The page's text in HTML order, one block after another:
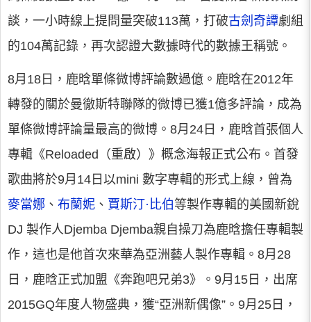
談，一小時線上提問量突破113萬，打破古劍奇譚劇組
的104萬記錄，再次認證大數據時代的數據王稱號。
8月18日，鹿晗單條微博評論數過億。鹿晗在2012年
轉發的關於曼徹斯特聯隊的微博已獲1億多評論，成為
單條微博評論量最高的微博。8月24日，鹿晗首張個人
專輯《Reloaded（重啟）》概念海報正式公布。首發
歌曲將於9月14日以mini 數字專輯的形式上線，曾為
麥當娜 、 布蘭妮 、 賈斯汀·比伯等製作專輯的美國新銳
DJ 製作人Djemba Djemba親自操刀為鹿晗擔任專輯製
作，這也是他首次來華為亞洲藝人製作專輯。8月28
日，鹿晗正式加盟《奔跑吧兄弟3》。9月15日，出席
2015GQ年度人物盛典，獲“亞洲新偶像”。9月25日，